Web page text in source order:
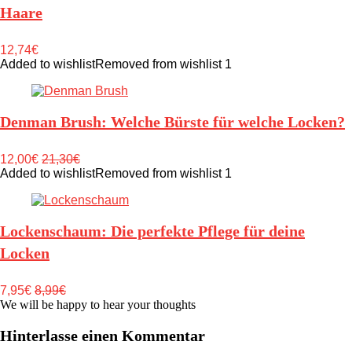
Haare
12,74€
Added to wishlistRemoved from wishlist 1
Denman Brush: Welche Bürste für welche Locken?
12,00€ 21,30€
Added to wishlistRemoved from wishlist 1
Lockenschaum: Die perfekte Pflege für deine
Locken
7,95€ 8,99€
We will be happy to hear your thoughts
Hinterlasse einen Kommentar